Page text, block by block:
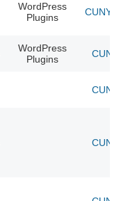
WordPress
Plugins
CUNY
WordPress
Plugins